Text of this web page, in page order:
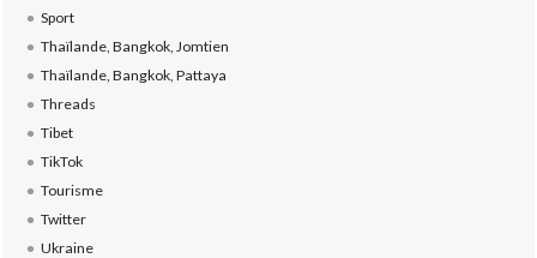
Sport
Thaïlande, Bangkok, Jomtien
Thaïlande, Bangkok, Pattaya
Threads
Tibet
TikTok
Tourisme
Twitter
Ukraine